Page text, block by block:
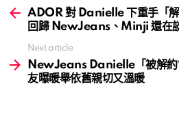
moreADOR 對 Danielle 下重手「
回歸 NewJeans、Minji 還在
Next article
NewJeans Danielle「被解約
友曝暖舉依舊親切又溫暖